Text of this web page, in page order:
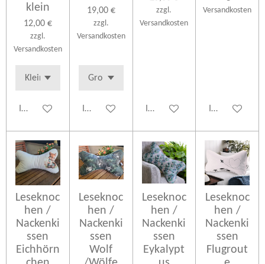
klein
12,00 €
zzgl.
Versandkosten
In den Warenkorb
19,00 €
zzgl.
Versandkosten
In den Warenkorb
zzgl.
Versandkosten
In den Warenkorb
Versandkosten
In den
Leseknoc
hen /
Nackenki
ssen
Eichhörn
Leseknoc
hen /
Nackenki
ssen
Wolf
Leseknoc
hen /
Nackenki
ssen
Eykalypt
Leseknoc
hen /
Nackenki
ssen
Flugrout